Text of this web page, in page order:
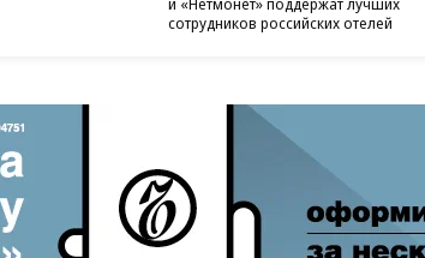
сотрудников российских отелей